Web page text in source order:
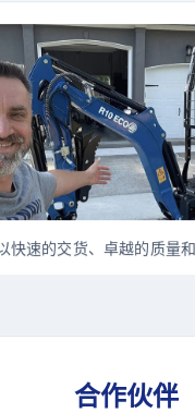
快速的交货、卓越的质量
合作伙伴